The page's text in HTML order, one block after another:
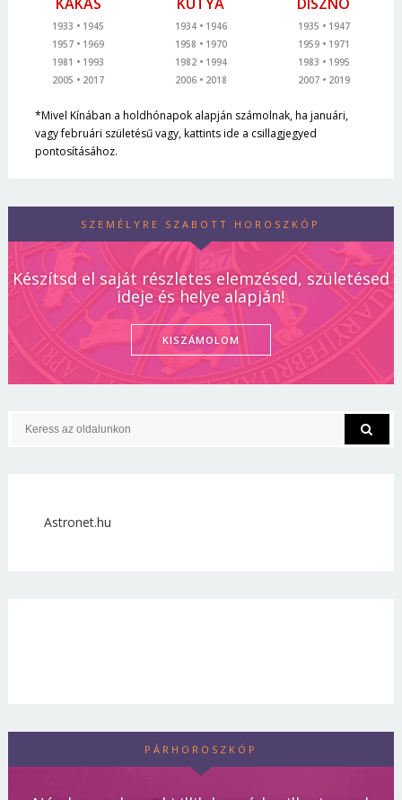
1933
1945
1957
1969
1981
1993
2005
2017
1934
1946
1958
1970
1982
1994
2006
2018
1935
1947
1959
1971
1983
1995
2007
2019
*Mivel Kínában a holdhónapok alapján számolnak, ha januári,
vagy februári születésű vagy, kattints ide a csillagjegyed
pontosításához.
SZEMÉLYRE SZABOTT HOROSZKÓP
Készítsd el saját részletes elemzésed, születésed
ideje és helye alapján!
KISZÁMOLOM
Astronet.hu
PÁRHOROSZKÓP